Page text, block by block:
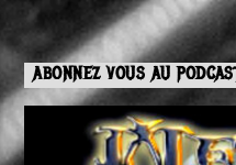
ABONNEZ VOUS AU